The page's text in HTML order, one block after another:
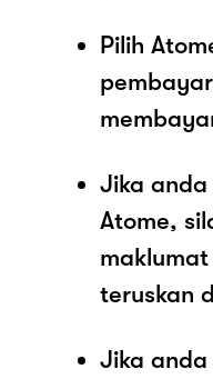
Pilih
Jika anda
Atome,
teruskan
Jika